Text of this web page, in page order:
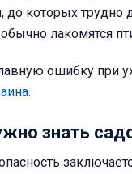
до которых трудно
лакомятся
ошибку при
знать